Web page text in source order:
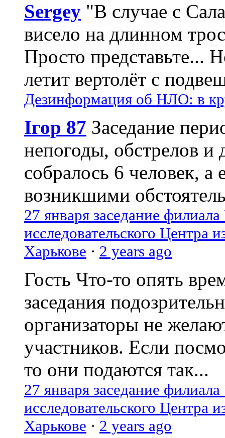
Sergey "В случае с
висело на длинном
Просто представьте...
летит вертолёт с
Дезинформация об НЛО: в
Ігор 87 Заседание
непогоды, обстрелов и
собралось 6 человек, а
возникшими
27 января заседание
исследовательского Центра
Харькове · 2 years ago
Гость Что-то опять
заседания
организаторы не
участников. Если
то они подаются так...
27 января заседание
исследовательского Центра
Харькове · 2 years ago